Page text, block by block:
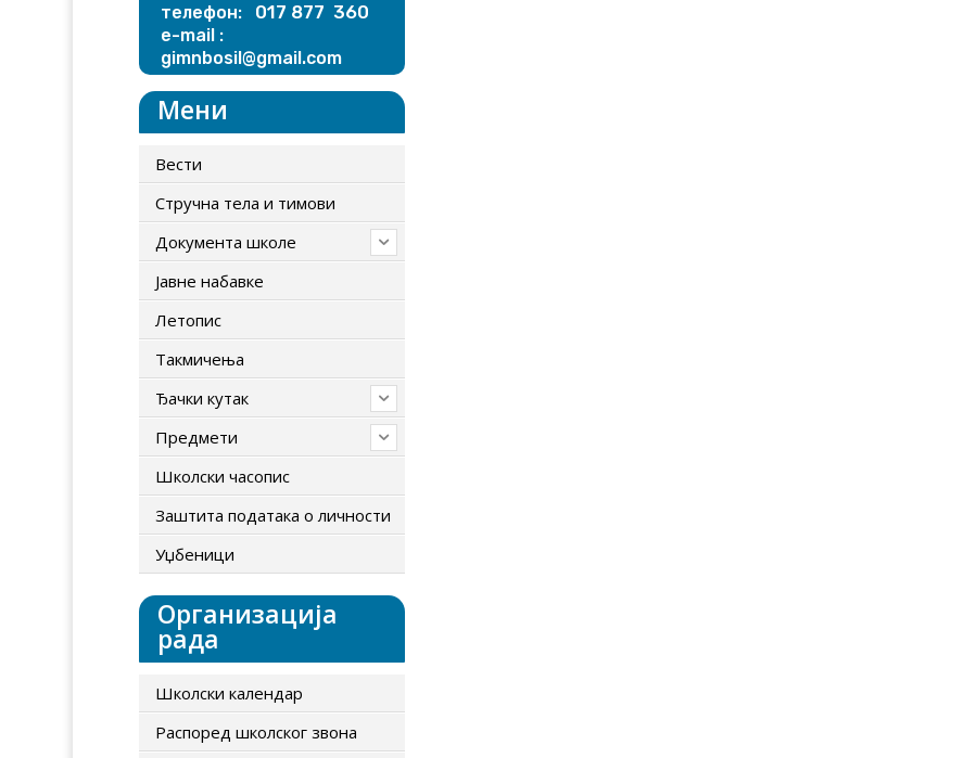
телефон: 017 877 360
e-mail :
gimnbosil@gmail.com
Мени
Вести
Стручна тела и тимови
Документа школе
Јавне набавке
Летопис
Tакмичења
Ђачки кутак
Предмети
Школски часопис
Заштита података о личности
Уџбеници
Организација
рада
Школски календар
Распоред школског звона